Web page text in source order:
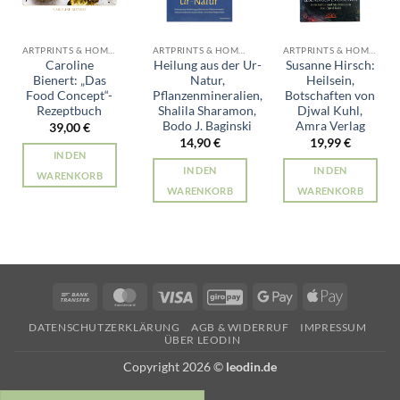
ARTPRINTS & HOME ALLE PRODUKTE
Caroline
Bienert: „Das
Food Concept“-
Rezeptbuch
39,00€
IN DEN
WARENKORB
ARTPRINTS & HOME ALLE PRODUKTE
Heilung aus der Ur-
Natur,
Pflanzenmineralien,
Shalila Sharamon,
Bodo J. Baginski
14,90€
IN DEN
WARENKORB
ARTPRINTS & HOME ALLE PRODUKTE
Susanne Hirsch:
Heilsein,
Botschaften von
Djwal Kuhl,
Amra Verlag
19,99€
IN DEN
WARENKORB
Bank
MasterCardVisa GiroPay Google
Apple
DATENSCHUTZERKLÄRUNG AGB & WIDERRUF
IMPRESSUM
ÜBER LEODIN
Copyright 2026 © leodin.de